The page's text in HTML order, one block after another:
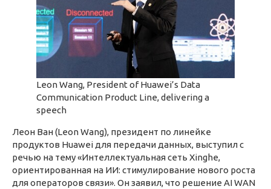
Leon Wang, President of Huawei’s Data
Communication Product Line, delivering a
speech
Леон Ван (Leon Wang), президент по линейке
продуктов Huawei для передачи данных, выступил с
речью на тему «Интеллектуальная сеть Xinghe,
ориентированная на ИИ: стимулирование нового роста
для операторов связи». Он заявил, что решение AI WAN